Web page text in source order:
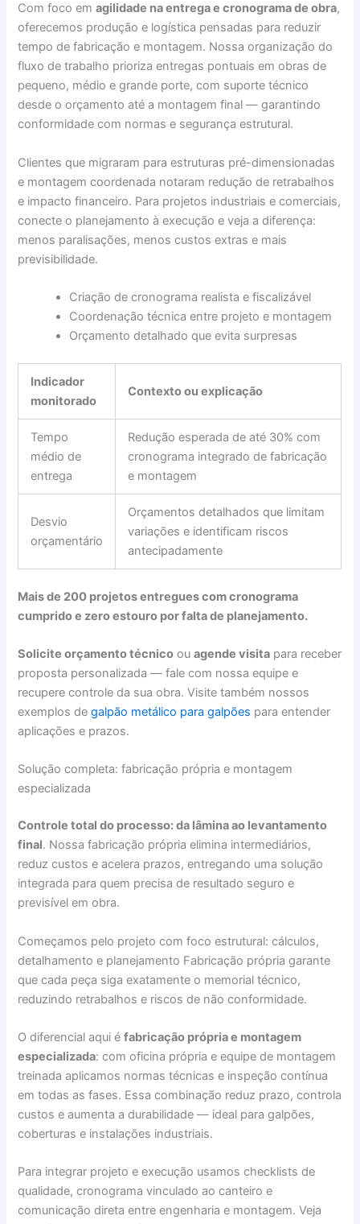
Com foco emagilidade na entrega e cronograma de obra,
oferecemos produção e logística pensadas para reduzir
tempo de fabricação e montagem. Nossa organização do
fluxo de trabalho prioriza entregas pontuais em obras de
pequeno, médio e grande porte, com suporte técnico
desde o orçamento até a montagem final — garantindo
conformidade com normas e segurança estrutural.
Clientes que migraram para estruturas pré-dimensionadas
e montagem coordenada notaram redução de retrabalhos
e impacto financeiro. Para projetos industriais e comerciais,
conecte o planejamento à execução e veja a diferença:
menos paralisações, menos custos extras e mais
previsibilidade.
Criação de cronograma realista e fiscalizável
Coordenação técnica entre projeto e montagem
Orçamento detalhado que evita surpresas
Indicador
monitorado
Contexto ou explicação
Tempo
médio de
entrega
Redução esperada de até 30% com
cronograma integrado de fabricação
e montagem
Desvio
orçamentário
Orçamentos detalhados que limitam
variações e identificam riscos
antecipadamente
Mais de 200 projetos entregues com cronograma
cumprido e zero estouro por falta de planejamento.
Solicite orçamento técnico ouagende visita para receber
proposta personalizada — fale com nossa equipe e
recupere controle da sua obra. Visite também nossos
exemplos degalpão metálico para galpões para entender
aplicações e prazos.
Solução completa: fabricação própria e montagem
especializada
Controle total do processo: da lâmina ao levantamento
final. Nossa fabricação própria elimina intermediários,
reduz custos e acelera prazos, entregando uma solução
integrada para quem precisa de resultado seguro e
previsível em obra.
Começamos pelo projeto com foco estrutural: cálculos,
detalhamento e planejamento Fabricação própria garante
que cada peça siga exatamente o memorial técnico,
reduzindo retrabalhos e riscos de não conformidade.
O diferencial aqui éfabricação própria e montagem
especializada: com oficina própria e equipe de montagem
treinada aplicamos normas técnicas e inspeção contínua
em todas as fases. Essa combinação reduz prazo, controla
custos e aumenta a durabilidade — ideal para galpões,
coberturas e instalações industriais.
Para integrar projeto e execução usamos checklists de
qualidade, cronograma vinculado ao canteiro e
comunicação direta entre engenharia e montagem. Veja